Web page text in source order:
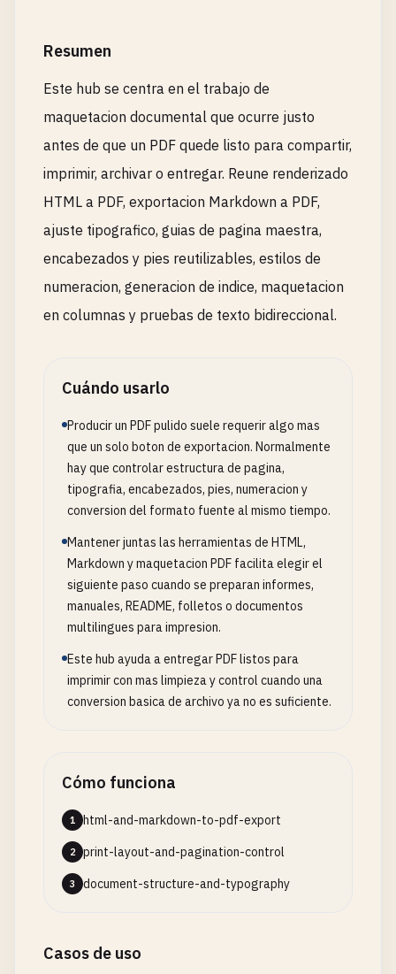
Resumen
Este hub se centra en el trabajo de
maquetacion documental que ocurre justo
antes de que un PDF quede listo para compartir,
imprimir, archivar o entregar. Reune renderizado
HTML a PDF, exportacion Markdown a PDF,
ajuste tipografico, guias de pagina maestra,
encabezados y pies reutilizables, estilos de
numeracion, generacion de indice, maquetacion
en columnas y pruebas de texto bidireccional.
Cuándo usarlo
Producir un PDF pulido suele requerir algo mas
que un solo boton de exportacion. Normalmente
hay que controlar estructura de pagina,
tipografia, encabezados, pies, numeracion y
conversion del formato fuente al mismo tiempo.
Mantener juntas las herramientas de HTML,
Markdown y maquetacion PDF facilita elegir el
siguiente paso cuando se preparan informes,
manuales, README, folletos o documentos
multilingues para impresion.
Este hub ayuda a entregar PDF listos para
imprimir con mas limpieza y control cuando una
conversion basica de archivo ya no es suficiente.
Cómo funciona
1 html-and-markdown-to-pdf-export
2 print-layout-and-pagination-control
3 document-structure-and-typography
Casos de uso